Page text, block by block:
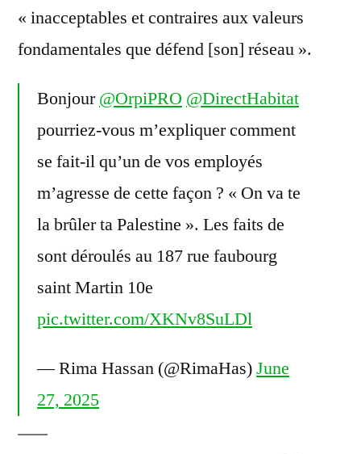
« inacceptables et contraires aux valeurs
fondamentales que défend [son] réseau ».
Bonjour@OrpiPRO @DirectHabitat
pourriez-vous m’expliquer comment
se fait-il qu’un de vos employés
m’agresse de cette façon ? « On va te
la brûler ta Palestine ». Les faits de
sont déroulés au 187 rue faubourg
saint Martin 10e
pic.twitter.com/XKNv8SuLDl
— Rima Hassan (@RimaHas)June
27, 2025